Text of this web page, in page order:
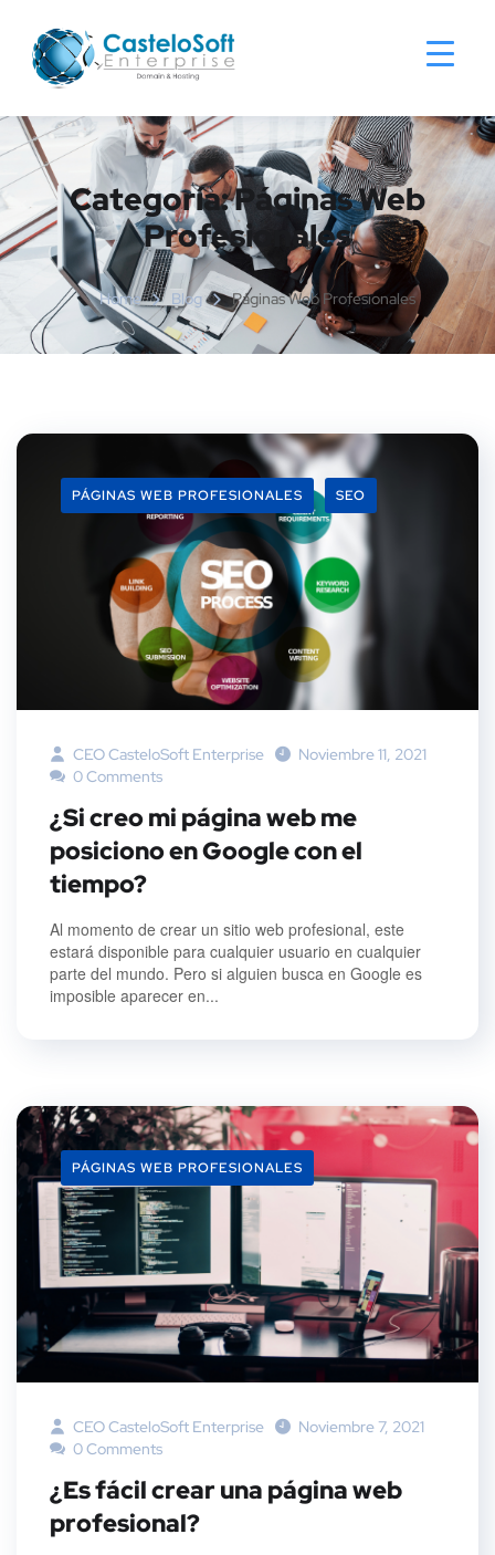
Categoría:Páginas Web
Profesionales
Home Blog Páginas Web Profesionales
PÁGINAS WEB PROFESIONALES SEO
CEO CasteloSoft Enterprise
Noviembre 11, 2021
0 Comments
¿Si creo mi página web me
posiciono en Google con el
tiempo?
Al momento de crear un sitio web profesional, este
estará disponible para cualquier usuario en cualquier
parte del mundo. Pero si alguien busca en Google es
imposible aparecer en...
PÁGINAS WEB PROFESIONALES
CEO CasteloSoft Enterprise
Noviembre 7, 2021
0 Comments
¿Es fácil crear una página web
profesional?